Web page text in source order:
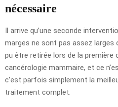
nécessaire
Il arrive qu’une seconde
marges ne sont pas assez larges
pu être retirée lors de la première
cancérologie mammaire, et ce
c’est parfois simplement la
traitement complet.